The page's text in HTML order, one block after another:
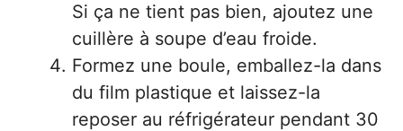
Si ça ne tient pas bien, ajoutez une
cuillère à soupe d’eau froide.
Formez une boule, emballez-la dans
du film plastique et laissez-la
reposer au réfrigérateur pendant 30